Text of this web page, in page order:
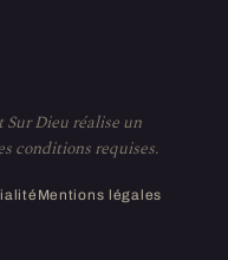
Dieu réalise un
conditions requises.
Mentions légales